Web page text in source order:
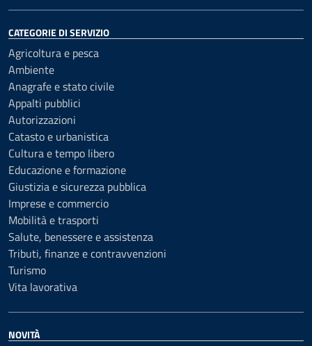
CATEGORIE DI SERVIZIO
Agricoltura e pesca
Ambiente
Anagrafe e stato civile
Appalti pubblici
Autorizzazioni
Catasto e urbanistica
Cultura e tempo libero
Educazione e formazione
Giustizia e sicurezza pubblica
Imprese e commercio
Mobilità e trasporti
Salute, benessere e assistenza
Tributi, finanze e contravvenzioni
Turismo
Vita lavorativa
NOVITÀ